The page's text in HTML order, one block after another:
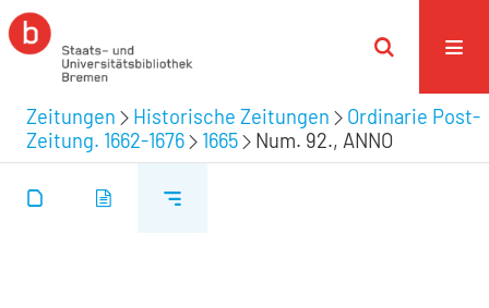
Zeitungen Historische Zeitungen
Ordinarie Post-
Zeitung. 1662-1676
1665 Num. 92., ANNO